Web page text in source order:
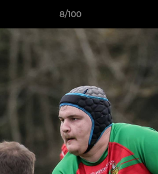
8/100